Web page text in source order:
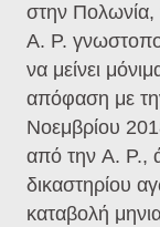
στην Πολωνία,
A. P.
να μείνει
απόφαση με
Νοεμβρίου
από την A. P.,
δικαστηρίου
καταβολή